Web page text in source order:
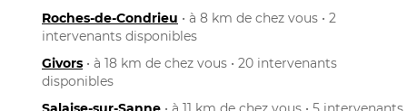
Roches-de-Condrieu • à 8 km de chez vous • 2
intervenants disponibles
Givors • à 18 km de chez vous • 20 intervenants
disponibles